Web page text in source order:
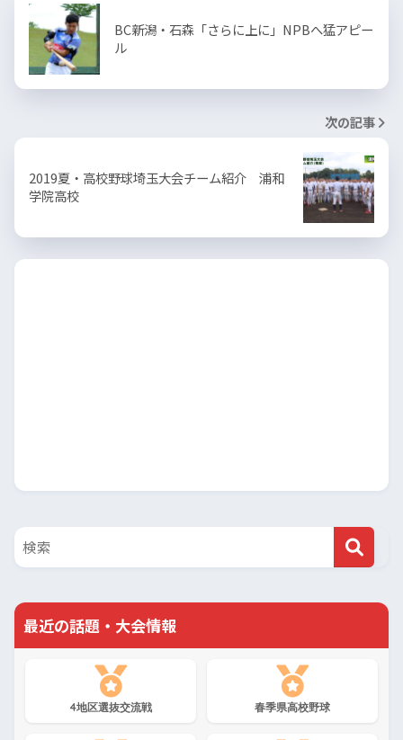
BC新潟・石森「さらに上に」NPBへ猛アピー
ル
次の記事
2019夏・高校野球埼玉大会チーム紹介 浦和
学院高校
最近の話題・大会情報
4地区選抜交流戦 春季県高校野球